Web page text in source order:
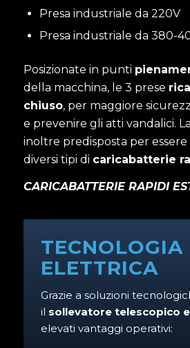
Presa industriale da 220V
Presa industriale da 380-
Posizionate in punti
della macchina, le 3 prese
chiuso, per maggiore
e prevenire gli atti vandalici.
inoltre predisposta per
diversi tipi di caricabatterie
CARICABATTERIE RAPIDI
TECNOLOGIA
ELETTRICA
Grazie a soluzioni
il sollevatore telescopico
elevati vantaggi operativi: